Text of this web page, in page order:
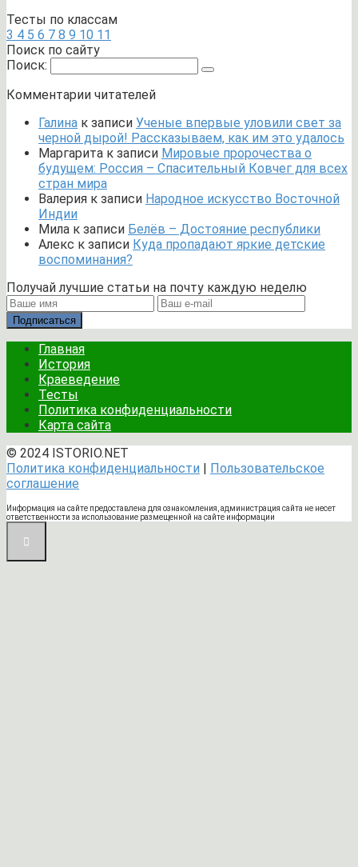
Тесты по классам
3 4 5 6 7 8 9 10 11
Поиск по сайту
Поиск:
Комментарии читателей
Галина к записи Ученые впервые уловили свет за
черной дырой! Рассказываем, как им это удалось
Маргарита к записи Мировые пророчества о
будущем: Россия – Спасительный Ковчег для всех
стран мира
Валерия к записи Народное искусство Восточной
Индии
Мила к записи Белёв – Достояние республики
Алекс к записи Куда пропадают яркие детские
воспоминания?
Получай лучшие статьи на почту каждую неделю
Подписаться
Главная
История
Краеведение
Тесты
Политика конфиденциальности
Карта сайта
© 2024 ISTORIO.NET
Политика конфиденциальности | Пользовательское
соглашение
Информация на сайте предоставлена для ознакомления, администрация сайта не несет
ответственности за использование размещенной на сайте информации